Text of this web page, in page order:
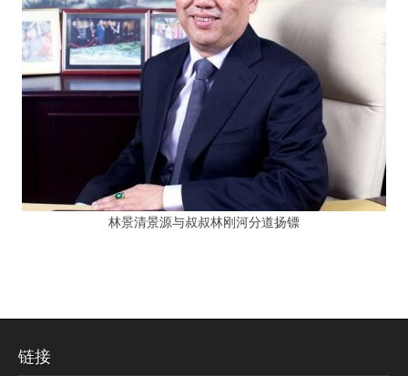
林景清景源与叔叔林刚河分道扬镖
链接